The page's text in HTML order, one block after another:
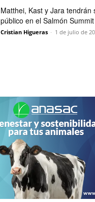
Matthei, Kast y Jara tendrán
público en el Salmón
Cristian Higueras - 1 de julio de